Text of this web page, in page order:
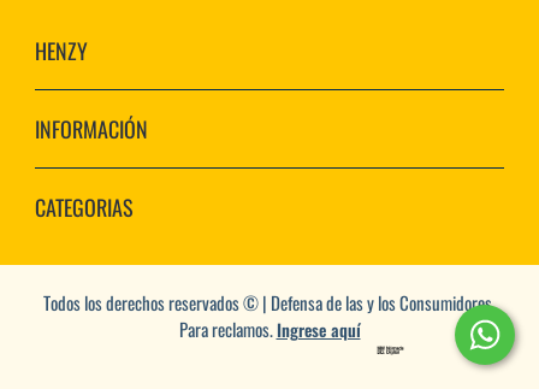
HENZY
INFORMACIÓN
CATEGORIAS
Todos los derechos reservados © | Defensa de las y los Consumidores.
Para reclamos.Ingrese aquí